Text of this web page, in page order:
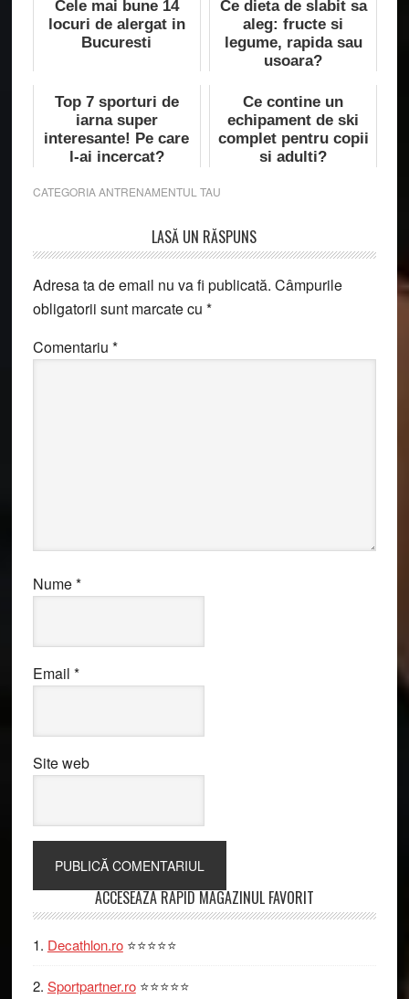
Cele mai bune 14
locuri de alergat in
Bucuresti
Ce dieta de slabit sa
aleg: fructe si
legume, rapida sau
usoara?
Top 7 sporturi de
iarna super
interesante! Pe care
l-ai incercat?
Ce contine un
echipament de ski
complet pentru copii
si adulti?
CATEGORIAANTRENAMENTUL TAU
Interactions
LASĂ UN RĂSPUNS
Adresa ta de email nu va fi publicată. Câmpurile
obligatorii sunt marcate cu *
Comentariu *
Nume*
Email *
Site web
Primary
Sidebar
ACCESEAZA RAPID MAGAZINUL FAVORIT
Decathlon.ro⭐⭐⭐⭐⭐
Sportpartner.ro⭐⭐⭐⭐⭐